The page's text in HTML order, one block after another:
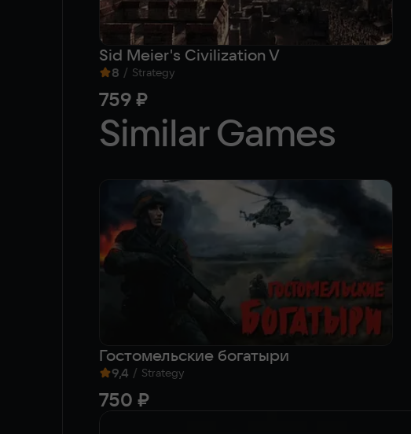
Sid Meier's Civilization V
8 / Strategy
759 ₽
Similar Games
Гостомельские богатыри
9,4 / Strategy
750 ₽